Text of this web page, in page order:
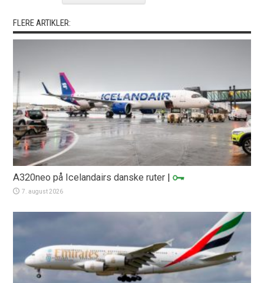
FLERE ARTIKLER:
A320neo på Icelandairs danske ruter |
7. august 2026